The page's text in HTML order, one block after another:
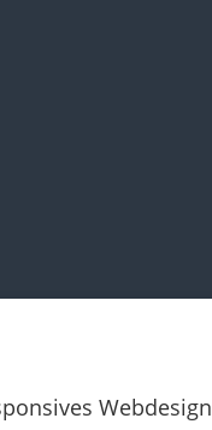
Webdesign